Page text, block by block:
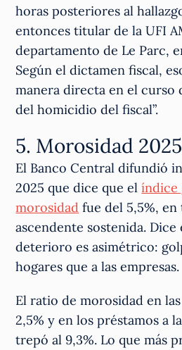
horas posteriores al
entonces titular de la UFI
departamento de Le Parc,
Según el dictamen fiscal,
manera directa en el curso
del homicidio del fiscal”.
5. Morosidad 2025
El Banco Central difundió
2025 que dice que elíndice
morosidad fue del 5,5%,
ascendente sostenida.
deterioro es asimétrico:
hogares que a las empresas.
El ratio de morosidad en
2,5% y en los préstamos a
trepó al 9,3%. Lo que más